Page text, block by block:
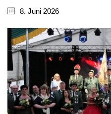
8. Juni 2026